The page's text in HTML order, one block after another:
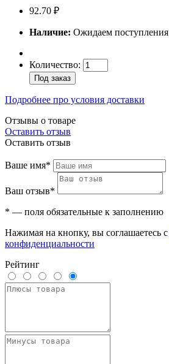
92.70 ₽
Наличие: Ожидаем поступления
Количество:
Под заказ
Подробнее про условия доставки
Отзывы о товаре
Оставить отзыв
Оставить отзыв
Ваше имя*
Ваш отзыв*
* — поля обязательные к заполнению
Нажимая на кнопку, вы соглашаетесь с
конфиденциальности
Рейтинг